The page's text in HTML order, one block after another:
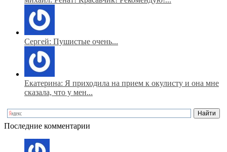
Сергей: Пушистые очень...
Екатерина: Я приходила на прием к окулисту и она мне
сказала, что у мен...
Последние комментарии